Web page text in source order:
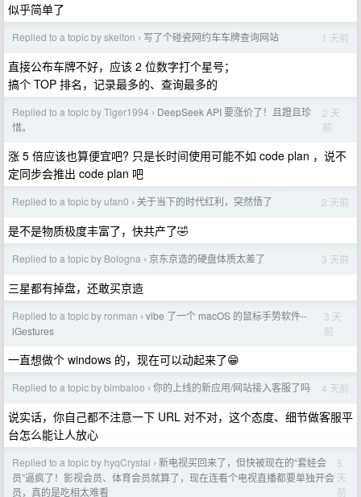
似乎简单了
Replied to a topic by skelton › 写了个碰瓷网约车车牌查询网站 1 天前
直接公布车牌不好，应该 2 位数字打个星号；
搞个 TOP 排名，记录最多的、查询最多的
Replied to a topic by Tiger1994 › DeepSeek API 要涨价了！且蹬且珍
惜。
2 天
前
涨 5 倍应该也算便宜吧? 只是长时间使用可能不如 code plan ，说不
定同步会推出 code plan 吧
Replied to a topic by ufan0 › 关于当下的时代红利，突然悟了 2 天前
是不是物质极度丰富了，快共产了🤣
Replied to a topic by Bologna › 京东京造的硬盘体质太差了 3 天前
三星都有掉盘，还敢买京造
Replied to a topic by ronman › vibe 了一个 macOS 的鼠标手势软件--
iGestures
3 天
前
一直想做个 windows 的，现在可以动起来了😁
Replied to a topic by bimbaloo › 你的上线的新应用/网站接入客服了吗 4 天前
说实话，你自己都不注意一下 URL 对不对，这个态度、细节做客服平
台怎么能让人放心
Replied to a topic by hyqCrystal › 新电视买回来了，但快被现在的“套娃会
员”逼疯了！影视会员、体育会员就算了，现在连看个电视直播都要单独开会
员，真的是吃相太难看
5
天
前